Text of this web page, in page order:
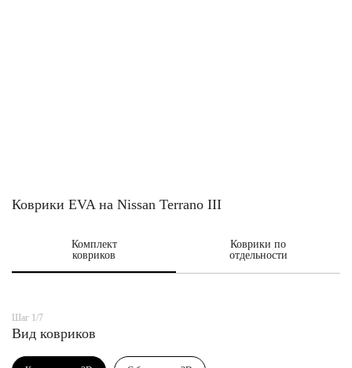
Коврики EVA на Nissan Terrano III
Комплект
ковриков
Коврики по
отдельности
Шаг 1/7
Вид ковриков